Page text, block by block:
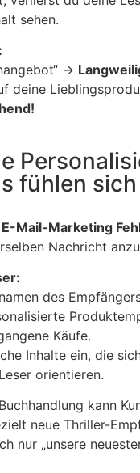
sehen.
→
deine
fühlen
E-Mail-Marketing
Nachricht
des
Käufe.
Inhalte ein, die
orientieren.
kann
neue Thriller-
nur „unsere